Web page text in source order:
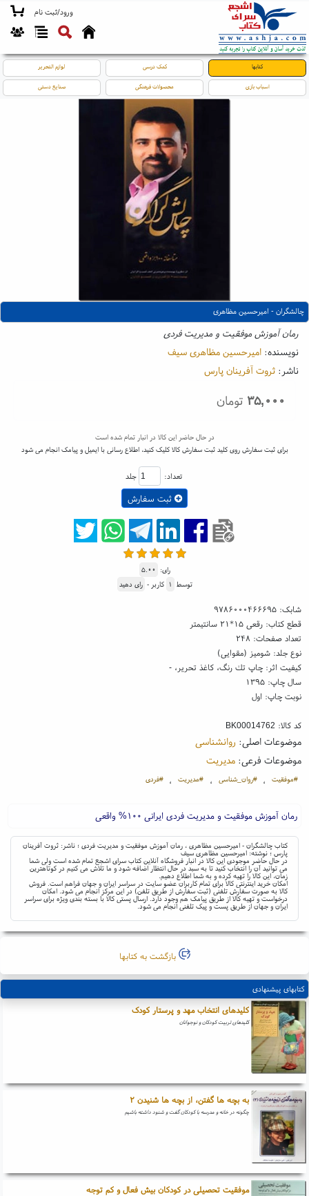
ورود/ثبت نام
کتابها کمک درسی لوازم التحریر
اسباب بازی محصولات فرهنگی صنایع دستی
چالشگران - امیرحسین مظاهری
رمان آموزش موفقیت و مدیریت فردی
نویسنده: امیرحسین مظاهری سیف
ناشر: ثروت آفرینان پارس
۳۵,۰۰۰ تومان
در حال حاضر این کالا در انبار تمام شده است
برای ثبت سفارش روی کلید ثبت سفارش کالا کلیک کنید، اطلاع رسانی با ایمیل و پیامک انجام می شود
تعداد: جلد
ثبت سفارش
رای: ۵.۰۰
توسط ۱ کاربر - رای دهید
شابک:۹۷۸۶۰۰۰۴۶۶۶۹۵
قطع کتاب: رقعی ۱۵*۲۱ سانتیمتر
تعداد صفحات: ۲۴۸
نوع جلد: شومیز (مقوایی)
کیفیت اثر: چاپ تك رنگ، کاغذ تحریر، -
سال چاپ: ۱۳۹۵
نوبت چاپ: اول
کد کالا: BK00014762
موضوعات اصلی: روانشناسی
موضوعات فرعی:مدیریت
#موفقیت ، #روان_شناسی ، #مدیریت ، #فردی
رمان آموزش موفقیت و مدیریت فردی ایرانی ۱۰۰% واقعی
کتاب چالشگران - امیرحسین مظاهری ، رمان آموزش موفقیت و مدیریت فردی ؛ ناشر: ثروت آفرینان
پارس ؛ نوشته: امیرحسین مظاهری سیف
در حال حاضر موجودی این کالا در انبار فروشگاه آنلاین کتاب سرای اشجع تمام شده است ولی شما
می توانید آن را انتخاب کنید تا به سبد در حال انتظار اضافه شود و ما تلاش می کنیم در کوتاهترین
زمان، این کالا را تهیه کرده و به شما اطلاع دهیم.
امکان خرید اینترنتی کالا برای تمام کاربران عضو سایت در سراسر ایران و جهان فراهم است. فروش
کالا به صورت سفارش تلفنی (ثبت سفارش از طریق تلفن) در این مرکز انجام می شود. امکان
درخواست و تهیه کالا از طریق پیامک هم وجود دارد. ارسال پستی کالا با بسته بندی ویژه برای سراسر
ایران و جهان از طریق پست و پیک تلفنی انجام می شود.
بازگشت به کتابها
کتابهای پیشنهادی
کلیدهای انتخاب مهد و پرستار کودک
کلیدهای تربیت کودکان و نوجوانان
به بچه ها گفتن، از بچه ها شنیدن ۲
چگونه در خانه و مدرسه با کودکان گفت و شنود داشته باشیم
موفقیت تحصیلی در کودکان بیش فعال و کم توجه